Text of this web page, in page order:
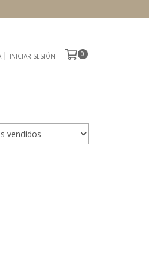
INICIAR SESIÓN 0